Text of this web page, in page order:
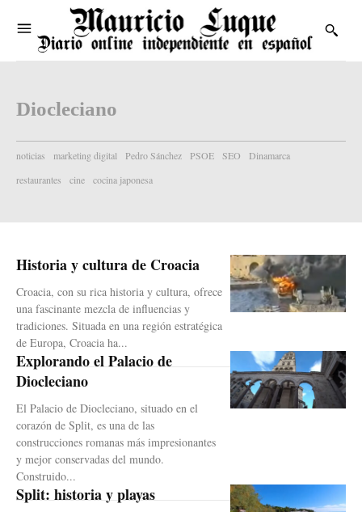
Diocleciano
noticias marketing digital Pedro Sánchez PSOE SEO
Dinamarca
restaurantes
cine cocina japonesa
Historia y cultura de Croacia
Croacia, con su rica historia y cultura, ofrece
una fascinante mezcla de influencias y
tradiciones. Situada en una región estratégica
de Europa, Croacia ha...
Explorando el Palacio de
Diocleciano
El Palacio de Diocleciano, situado en el
corazón de Split, es una de las
construcciones romanas más impresionantes
y mejor conservadas del mundo.
Construido...
Split: historia y playas